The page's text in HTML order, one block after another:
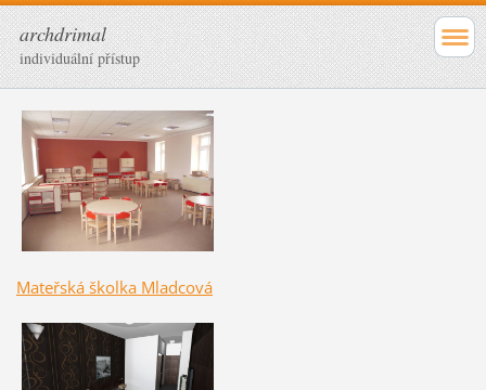
archdrimal
individuální přístup
Mateřská školka Mladcová